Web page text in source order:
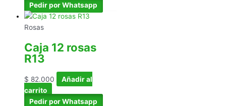
Pedir por Whatsapp
Rosas
Caja 12 rosas
R13
$ 82.000
Añadir al
carrito
Pedir por Whatsapp